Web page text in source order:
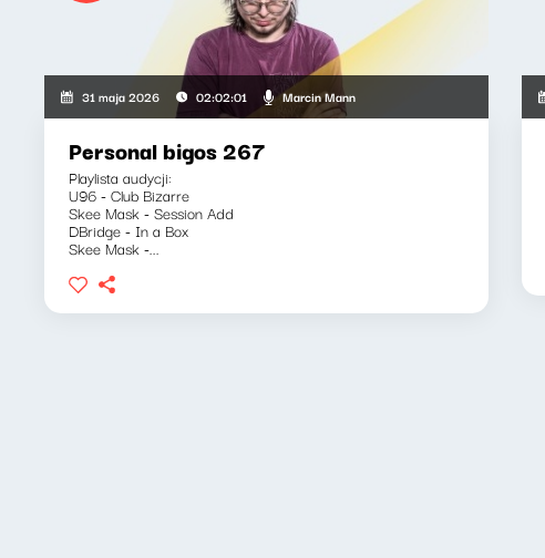
31 maja 2026 02:02:01 Marcin Mann
Personal bigos 267
Playlista audycji:
U96 - Club Bizarre
Skee Mask - Session Add
DBridge - In a Box
Skee Mask -...